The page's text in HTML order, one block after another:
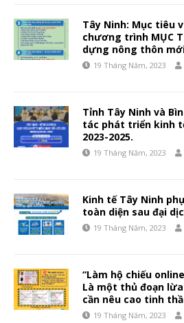
Tây Ninh: Mục tiêu
chương trình MỤC
dựng nông thôn
19 Tháng Năm, 2023
Tỉnh Tây Ninh và
tác phát triển kinh
2023-2025.
19 Tháng Năm, 2023
Kinh tế Tây Ninh
toàn diện sau đại
19 Tháng Năm, 2023
“Làm hộ chiếu
Là một thủ đoạn
cần nêu cao tinh
19 Tháng Năm, 2023